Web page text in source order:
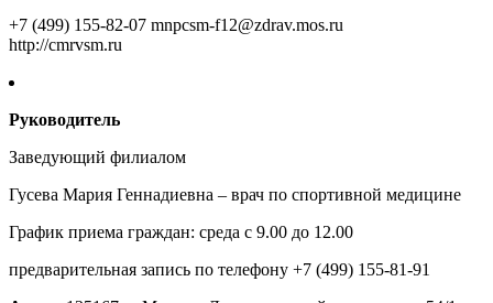
+7 (499) 155-82-07 mnpcsm-f12@zdrav.mos.ru
http://cmrvsm.ru
Руководитель
Заведующий филиалом
Гусева Мария Геннадиевна – врач по спортивной медицине
График приема граждан: среда с 9.00 до 12.00
предварительная запись по телефону +7 (499) 155-81-91